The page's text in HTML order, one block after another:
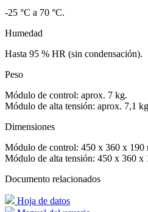
-25 °C a 70 °C.
Humedad
Hasta 95 % HR (sin condensación).
Peso
Módulo de control: aprox. 7 kg.
Módulo de alta tensión: aprox. 7,1
Dimensiones
Módulo de control: 450 x 360 x 190
Módulo de alta tensión: 450 x 360 x
Documento relacionados
Hoja de datos